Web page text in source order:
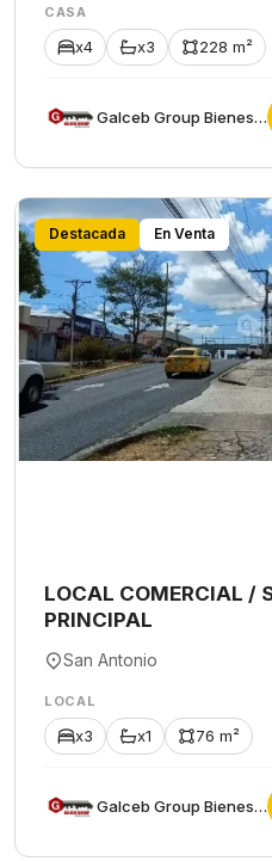
CASA
x4 x3 228 m²
Galceb Group Bienes Raices
Destacada En Venta
LOCAL COMERCIAL /
PRINCIPAL
San Antonio
LOCAL
x3 x1 76 m²
Galceb Group Bienes Raices